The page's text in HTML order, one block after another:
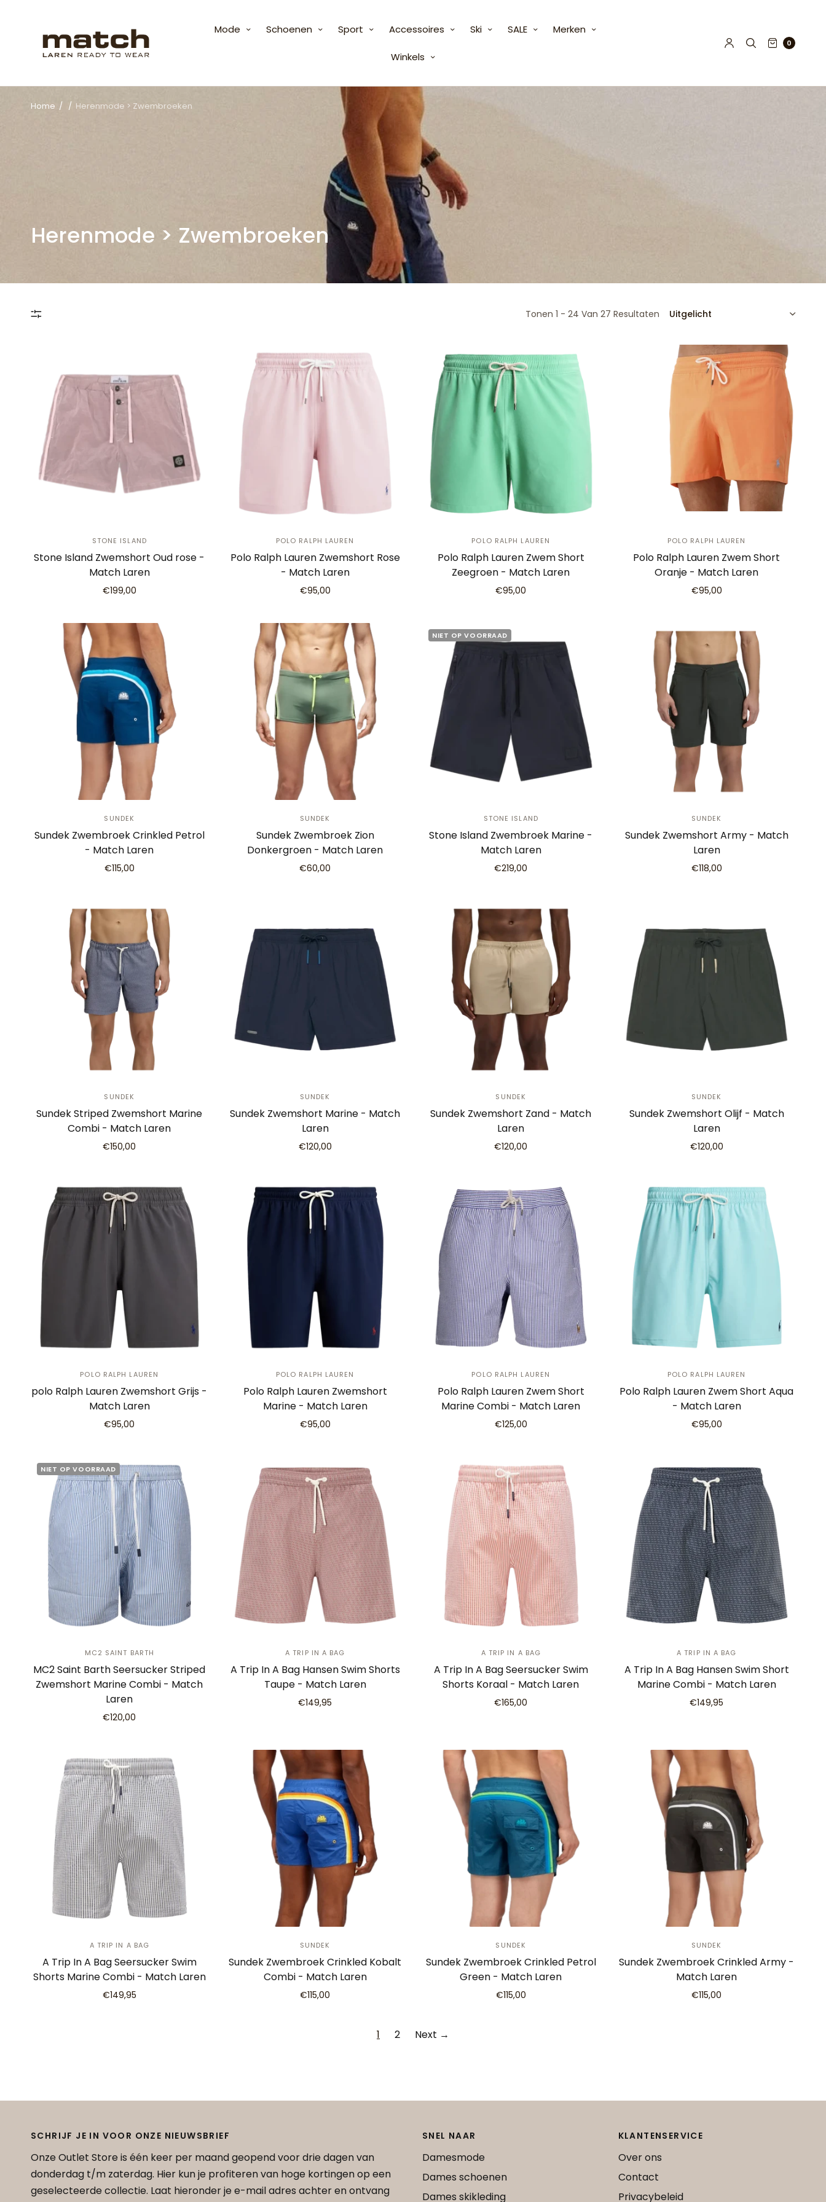
Mode Schoenen Sport Accessoires Ski SALE Merken
Winkels
0
Home / / Herenmode > Zwembroeken
Herenmode > Zwembroeken
Tonen 1 - 24 Van 27 Resultaten
STONE ISLAND
Stone Island Zwemshort Oud rose -
Match Laren
€199,00
POLO RALPH LAUREN
Polo Ralph Lauren Zwemshort Rose
- Match Laren
€95,00
POLO RALPH LAUREN
Polo Ralph Lauren Zwem Short
Zeegroen - Match Laren
€95,00
POLO RALPH LAUREN
Polo Ralph Lauren Zwem Short
Oranje - Match Laren
€95,00
SUNDEK
Sundek Zwembroek Crinkled Petrol
- Match Laren
€115,00
SUNDEK
Sundek Zwembroek Zion
Donkergroen - Match Laren
€60,00
NIET OP VOORRAAD
STONE ISLAND
Stone Island Zwembroek Marine -
Match Laren
€219,00
SUNDEK
Sundek Zwemshort Army - Match
Laren
€118,00
SUNDEK
Sundek Striped Zwemshort Marine
Combi - Match Laren
€150,00
SUNDEK
Sundek Zwemshort Marine - Match
Laren
€120,00
SUNDEK
Sundek Zwemshort Zand - Match
Laren
€120,00
SUNDEK
Sundek Zwemshort Olijf - Match
Laren
€120,00
POLO RALPH LAUREN
polo Ralph Lauren Zwemshort Grijs -
Match Laren
€95,00
POLO RALPH LAUREN
Polo Ralph Lauren Zwemshort
Marine - Match Laren
€95,00
POLO RALPH LAUREN
Polo Ralph Lauren Zwem Short
Marine Combi - Match Laren
€125,00
POLO RALPH LAUREN
Polo Ralph Lauren Zwem Short Aqua
- Match Laren
€95,00
NIET OP VOORRAAD
MC2 SAINT BARTH
MC2 Saint Barth Seersucker Striped
Zwemshort Marine Combi - Match
Laren
€120,00
A TRIP IN A BAG
A Trip In A Bag Hansen Swim Shorts
Taupe - Match Laren
€149,95
A TRIP IN A BAG
A Trip In A Bag Seersucker Swim
Shorts Koraal - Match Laren
€165,00
A TRIP IN A BAG
A Trip In A Bag Hansen Swim Short
Marine Combi - Match Laren
€149,95
A TRIP IN A BAG
A Trip In A Bag Seersucker Swim
Shorts Marine Combi - Match Laren
€149,95
SUNDEK
Sundek Zwembroek Crinkled Kobalt
Combi - Match Laren
€115,00
SUNDEK
Sundek Zwembroek Crinkled Petrol
Green - Match Laren
€115,00
SUNDEK
Sundek Zwembroek Crinkled Army -
Match Laren
€115,00
1 2 Next →
SCHRIJF JE IN VOOR ONZE NIEUWSBRIEF
Onze Outlet Store is één keer per maand geopend voor drie dagen van
donderdag t/m zaterdag. Hier kun je profiteren van hoge kortingen op een
geselecteerde collectie. Laat hieronder je e-mail adres achter en ontvang
SNEL NAAR
Damesmode
Dames schoenen
Dames skikleding
KLANTENSERVICE
Over ons
Contact
Privacybeleid